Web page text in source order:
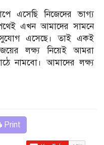
এসেছি নিজেদের ভাগ্য
এখন আমাদের সামনে
সুযোগ এসেছে। তাই একই
লক্ষ্য নিয়েই আমরা
নামবো। আমাদের লক্ষ্য
Print